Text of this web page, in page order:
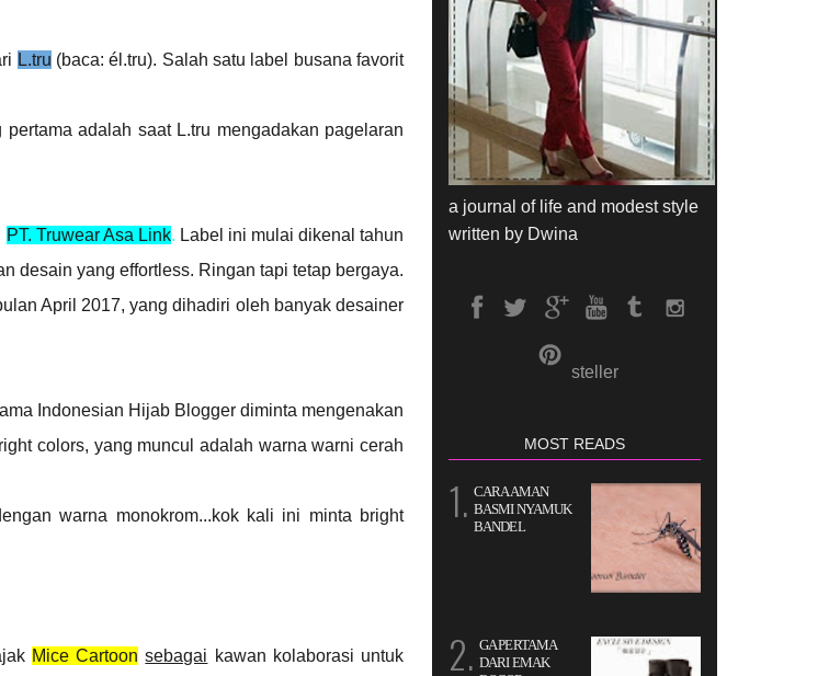
L.tru (baca: él.tru). Salah satu label busana favorit
adalah saat L.tru mengadakan pagelaran
PT. Truwear Asa Link. Label ini mulai dikenal tahun
desain yang effortless. Ringan tapi tetap bergaya.
April 2017, yang dihadiri oleh banyak desainer
Indonesian Hijab Blogger diminta mengenakan
colors, yang muncul adalah warna warni cerah
warna monokrom...kok kali ini minta bright
Mice Cartoon sebagai kawan kolaborasi untuk
a journal of life and modest style
written by Dwina
steller
MOST READS
CARA AMAN
BASMI NYAMUK
BANDEL
GA PERTAMA
DARI EMAK